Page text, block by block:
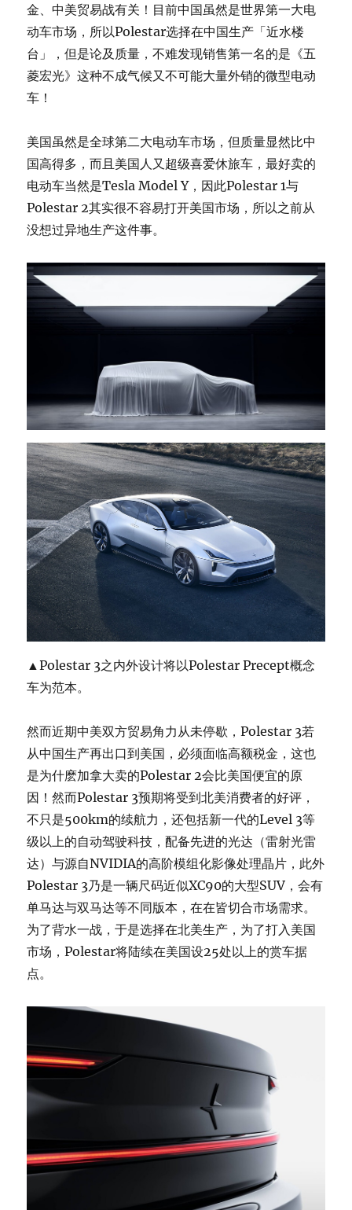
金、中美贸易战有关！目前中国虽然是世界第一大电
动车市场，所以Polestar选择在中国生产「近水楼
台」，但是论及质量，不难发现销售第一名的是《五
菱宏光》这种不成气候又不可能大量外销的微型电动
车！
美国虽然是全球第二大电动车市场，但质量显然比中
国高得多，而且美国人又超级喜爱休旅车，最好卖的
电动车当然是Tesla Model Y，因此Polestar 1与
Polestar 2其实很不容易打开美国市场，所以之前从
没想过异地生产这件事。
▲Polestar 3之内外设计将以Polestar Precept概念
车为范本。
然而近期中美双方贸易角力从未停歇，Polestar 3若
从中国生产再出口到美国，必须面临高额税金，这也
是为什麽加拿大卖的Polestar 2会比美国便宜的原
因！然而Polestar 3预期将受到北美消费者的好评，
不只是500km的续航力，还包括新一代的Level 3等
级以上的自动驾驶科技，配备先进的光达（雷射光雷
达）与源自NVIDIA的高阶模组化影像处理晶片，此外
Polestar 3乃是一辆尺码近似XC90的大型SUV，会有
单马达与双马达等不同版本，在在皆切合市场需求。
为了背水一战，于是选择在北美生产，为了打入美国
市场，Polestar将陆续在美国设25处以上的赏车据
点。